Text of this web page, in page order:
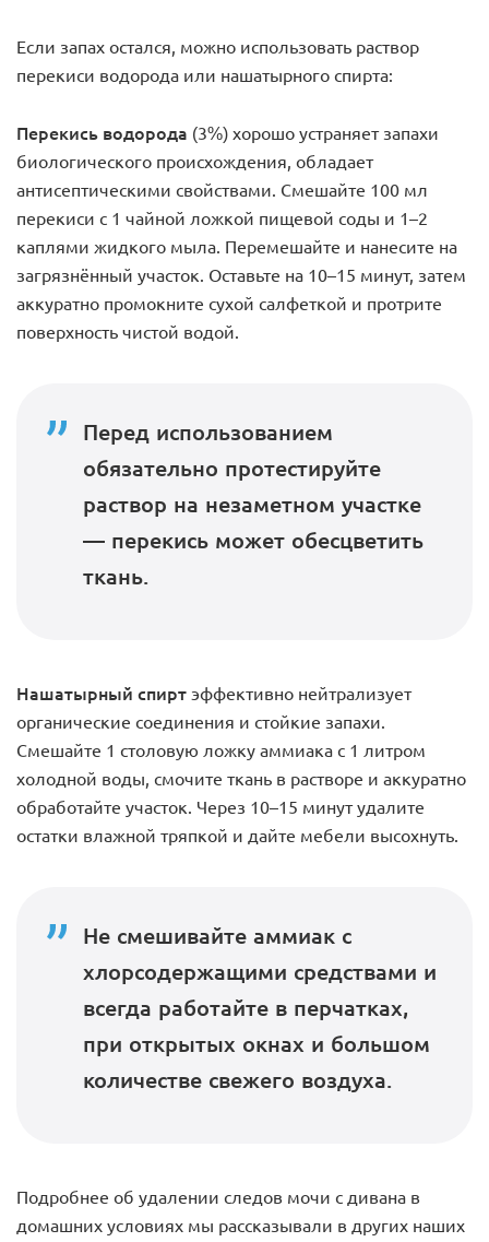
Если запах остался, можно использовать раствор
перекиси водорода или нашатырного спирта:
Перекись водорода (3%) хорошо устраняет запахи
биологического происхождения, обладает
антисептическими свойствами. Смешайте 100 мл
перекиси с 1 чайной ложкой пищевой соды и 1–2
каплями жидкого мыла. Перемешайте и нанесите на
загрязнённый участок. Оставьте на 10–15 минут, затем
аккуратно промокните сухой салфеткой и протрите
поверхность чистой водой.
Перед использованием
обязательно протестируйте
раствор на незаметном участке
— перекись может обесцветить
ткань.
Нашатырный спирт эффективно нейтрализует
органические соединения и стойкие запахи.
Смешайте 1 столовую ложку аммиака с 1 литром
холодной воды, смочите ткань в растворе и аккуратно
обработайте участок. Через 10–15 минут удалите
остатки влажной тряпкой и дайте мебели высохнуть.
Не смешивайте аммиак с
хлорсодержащими средствами и
всегда работайте в перчатках,
при открытых окнах и большом
количестве свежего воздуха.
Подробнее об удалении следов мочи с дивана в
домашних условиях мы рассказывали в других наших